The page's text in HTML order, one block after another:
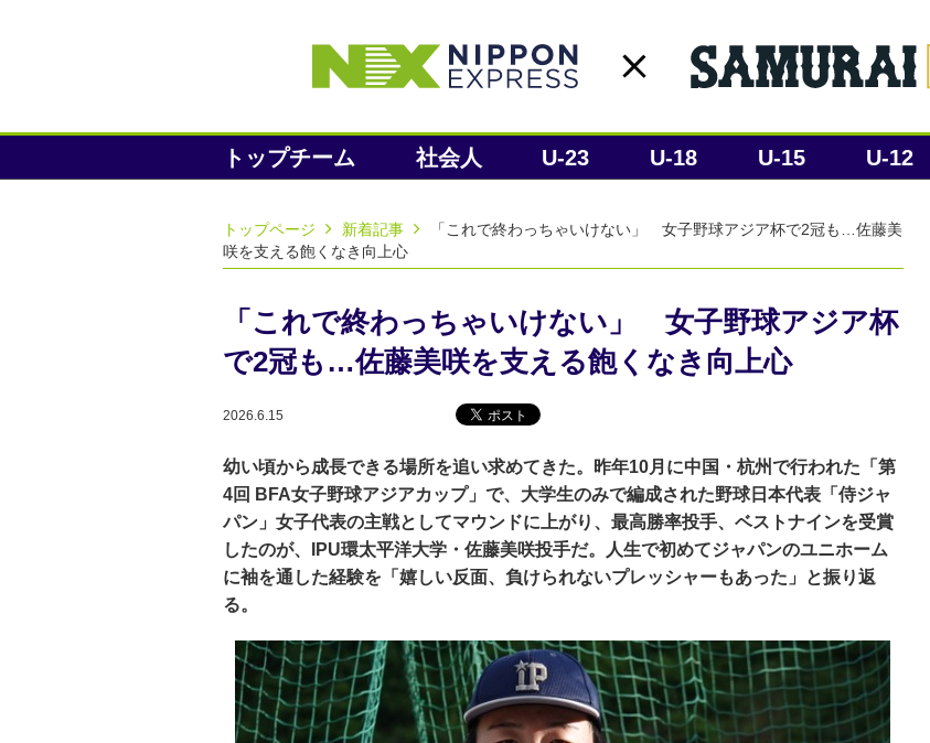
トップチーム 社会人 U-23 U-18 U-15 U-12
トップページ 新着記事
「これで終わっちゃいけない」 女子野球アジア杯で2冠も…佐藤美
咲を支える飽くなき向上心
「これで終わっちゃいけない」 女子野球アジア杯
で2冠も…佐藤美咲を支える飽くなき向上心
2026.6.15
幼い頃から成長できる場所を追い求めてきた。昨年10月に中国・杭州で行われた「第
4回 BFA女子野球アジアカップ」で、大学生のみで編成された野球日本代表「侍ジャ
パン」女子代表の主戦としてマウンドに上がり、最高勝率投手、ベストナインを受賞
したのが、IPU環太平洋大学・佐藤美咲投手だ。人生で初めてジャパンのユニホーム
に袖を通した経験を「嬉しい反面、負けられないプレッシャーもあった」と振り返
る。